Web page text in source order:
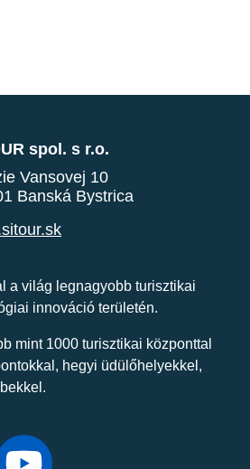
spol. s r.o.
Vansovej 10
Banská Bystrica
a világ legnagyobb turisztikai
innováció területén.
mint 1000 turisztikai központtal
hegyi üdülőhelyekkel,